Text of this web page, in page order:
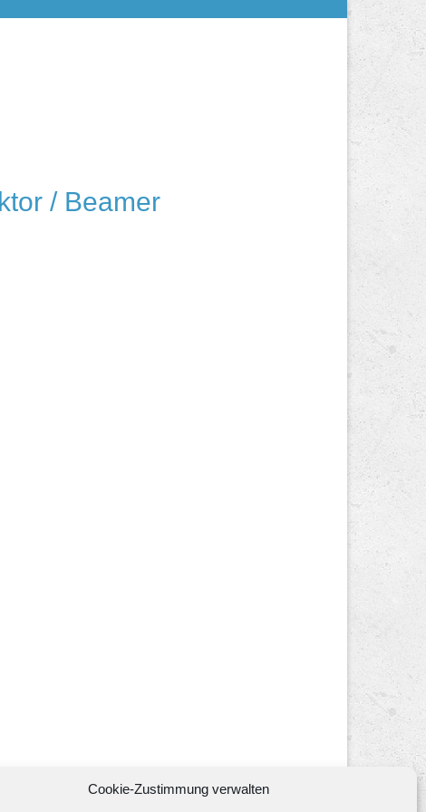
Cookie-Zustimmung verwalten
/ Beamer